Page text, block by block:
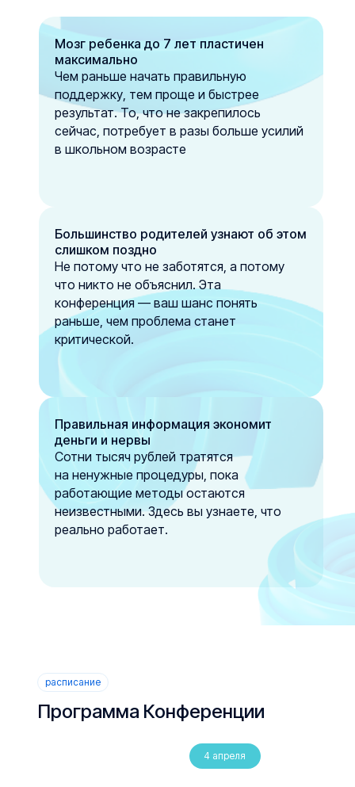
Мозг ребенка до 7 лет пластичен
максимально
Чем раньше начать правильную
поддержку, тем проще и быстрее
результат. То, что не закрепилось
сейчас, потребует в разы больше усилий
в школьном возрасте
Большинство родителей узнают об этом
слишком поздно
Не потому что не заботятся, а потому
что никто не объяснил. Эта
конференция — ваш шанс понять
раньше, чем проблема станет
критической.
Правильная информация экономит
деньги и нервы
Сотни тысяч рублей тратятся
на ненужные процедуры, пока
работающие методы остаются
неизвестными. Здесь вы узнаете, что
реально работает.
4 апреля
расписание
Программа Конференции